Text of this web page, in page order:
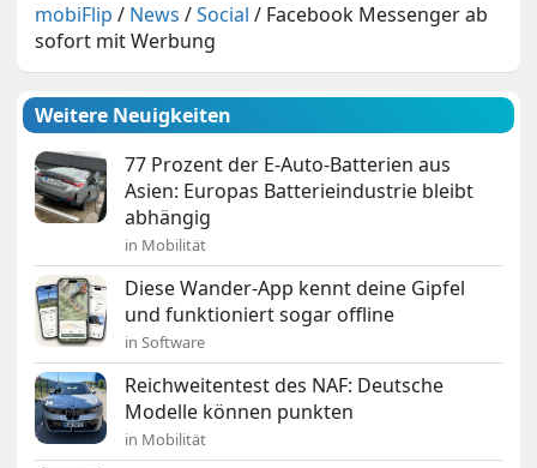
mobiFlip / News /Social / Facebook Messenger ab
sofort mit Werbung
Weitere Neuigkeiten
77 Prozent der E-Auto-Batterien aus
Asien: Europas Batterieindustrie bleibt
abhängig
in Mobilität
Diese Wander-App kennt deine Gipfel
und funktioniert sogar offline
in Software
Reichweitentest des NAF: Deutsche
Modelle können punkten
in Mobilität